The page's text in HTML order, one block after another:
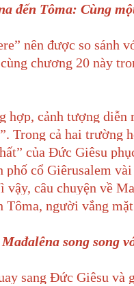
đến Tôma: Cùng
nên được so sánh
chương 20 này
hợp, cảnh tượng
Trong cả hai trường
của Đức Giêsu
phố cổ Giêrusalem
vậy, câu chuyện về
người vắng
song song
sang Đức Giêsu và